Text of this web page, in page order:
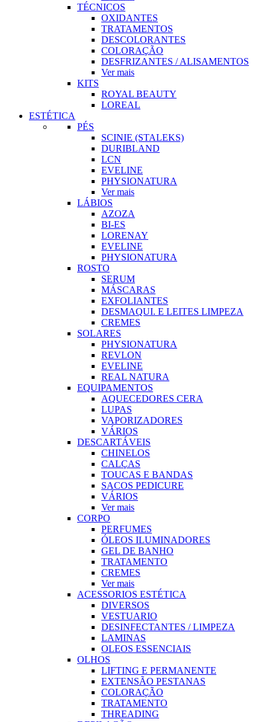
TÉCNICOS
OXIDANTES
TRATAMENTOS
DESCOLORANTES
COLORAÇÃO
DESFRIZANTES / ALISAMENTOS
Ver mais
KITS
ROYAL BEAUTY
LOREAL
ESTÉTICA
PÉS
SCINIE (STALEKS)
DURIBLAND
LCN
EVELINE
PHYSIONATURA
Ver mais
LÁBIOS
AZOZA
BI-ES
LORENAY
EVELINE
PHYSIONATURA
ROSTO
SERUM
MÁSCARAS
EXFOLIANTES
DESMAQUI. E LEITES LIMPEZA
CREMES
SOLARES
PHYSIONATURA
REVLON
EVELINE
REAL NATURA
EQUIPAMENTOS
AQUECEDORES CERA
LUPAS
VAPORIZADORES
VÁRIOS
DESCARTÁVEIS
CHINELOS
CALÇAS
TOUCAS E BANDAS
SACOS PEDICURE
VÁRIOS
Ver mais
CORPO
PERFUMES
ÓLEOS ILUMINADORES
GEL DE BANHO
TRATAMENTO
CREMES
Ver mais
ACESSORIOS ESTÉTICA
DIVERSOS
VESTUARIO
DESINFECTANTES / LIMPEZA
LAMINAS
OLEOS ESSENCIAIS
OLHOS
LIFTING E PERMANENTE
EXTENSÃO PESTANAS
COLORAÇÃO
TRATAMENTO
THREADING